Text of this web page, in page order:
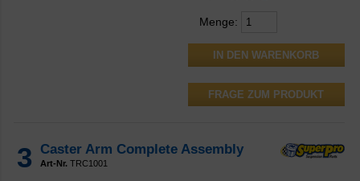
Menge:
FRAGE ZUM PRODUKT
3 Caster Arm Complete Assembly
Art-Nr. TRC1001